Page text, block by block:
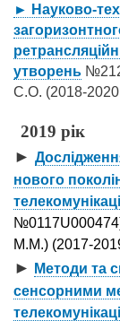
► Науково-
утворень
С.О. (2018-
2019 рік
►
нового
М.М.) (2017-
►
Методи та
сенсорними